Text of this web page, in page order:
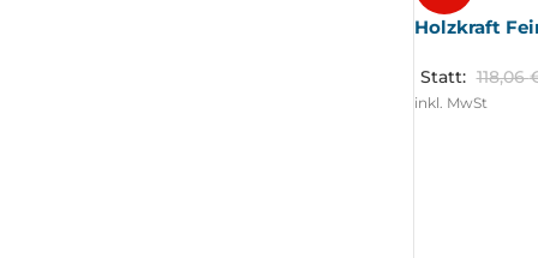
Holzkraft
Statt: 118,06
inkl. MwSt